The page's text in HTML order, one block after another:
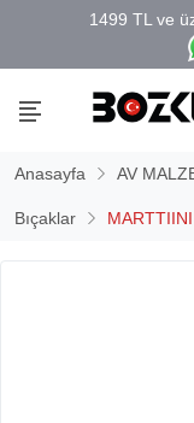
Anasayfa AV
Bıçaklar MARTTIINI